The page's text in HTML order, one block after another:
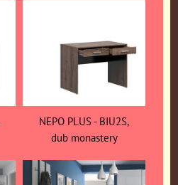
NEPO PLUS - BIU2S,
dub monastery